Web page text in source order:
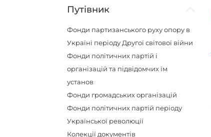
Путівник
Фонди партизанського руху опору в
Україні періоду Другої світової війни
Фонди політичних партій і
організацій та підвідомчих їм
установ
Фонди громадських організацій
Фонди політичних партій періоду
Української революції
Колекції документів